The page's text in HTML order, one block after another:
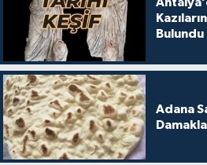
Bulundu
Adana